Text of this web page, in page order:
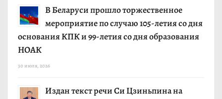
В Беларуси прошло торжественное
мероприятие по случаю 105-летия со дня
основания КПК и 99-летия со дня образования
НОАК
30 июля, 2026
Издан текст речи Си Цзиньпина на